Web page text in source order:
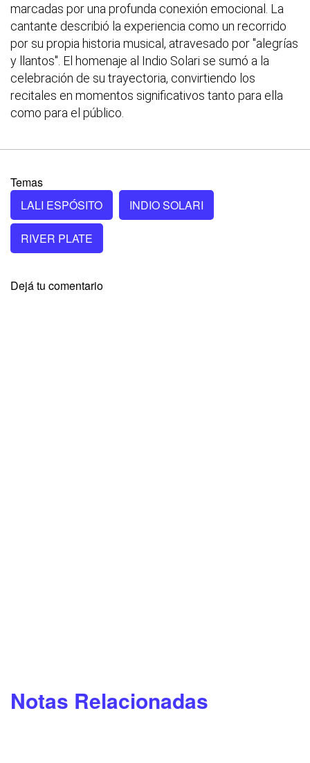
marcadas por una profunda conexión emocional. La
cantante describió la experiencia como un recorrido
por su propia historia musical, atravesado por "alegrías
y llantos". El homenaje al Indio Solari se sumó a la
celebración de su trayectoria, convirtiendo los
recitales en momentos significativos tanto para ella
como para el público.
Temas
LALI ESPÓSITO
INDIO SOLARI
RIVER PLATE
Dejá tu comentario
Notas Relacionadas